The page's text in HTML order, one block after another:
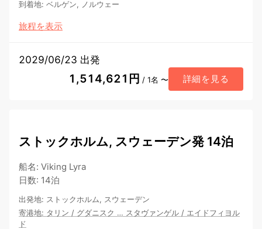
到着地: ベルゲン, ノルウェー
旅程を表示
2029/06/23 出発
1,514,621円 / 1名 〜 詳細を見る
ストックホルム, スウェーデン発 14泊
船名: Viking Lyra
日数: 14泊
出発地: ストックホルム, スウェーデン
寄港地: タリン / グダニスク … スタヴァンゲル / エイドフィヨル
ド